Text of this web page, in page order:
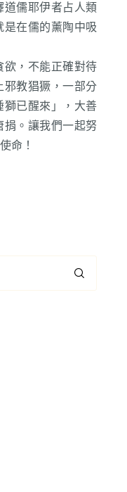
道儒耶伊者占人類
在儒的薰陶中吸
欲，不能正確對待
邪教猖獗，一部分
獅已醒來」，大善
。讓我們一起努
命！